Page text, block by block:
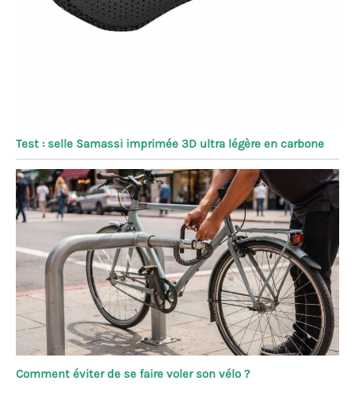
Test : selle Samassi imprimée 3D ultra légère en carbone
Comment éviter de se faire voler son vélo ?